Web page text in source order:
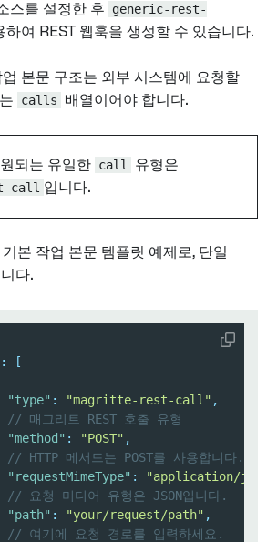
스를 설정한 후
generic-rest-
하여 REST 웹훅을 생성할 수 있습니다.
업 본문 구조는 외부 시스템에 요청할
calls 배열이어야 합니다.
되는 유일한 call
유형은
call 입니다.
본 작업 본문 템플릿 예제로, 단일
다.
:
[
"type" : "magritte-rest-call" ,
// 매그리트 REST 호출 유형
"method" : "POST" ,
// HTTP 메서드는 POST를 사용합니다.
"requestMimeType" :
"application/
// 요청 미디어 유형은 JSON입니다.
"path" : "your/request/path" ,
// 여기에 요청 경로를 입력하세요.